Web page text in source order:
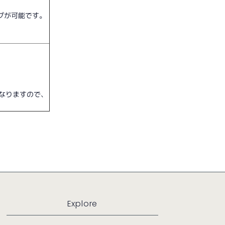
可能です。
ますので、
Explore